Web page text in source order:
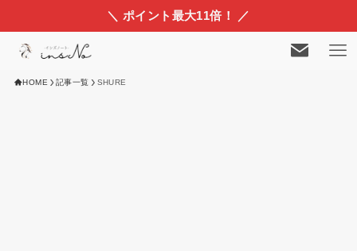
＼ ポイント最大11倍！ ／
HOME 記事一覧 SHURE